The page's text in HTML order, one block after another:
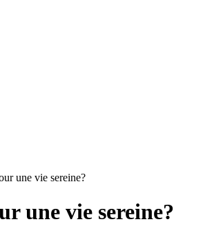
une vie sereine?
une vie sereine?